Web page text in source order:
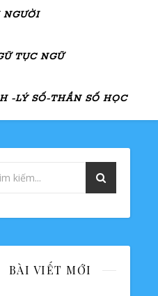
TỤC NGỮ
-LÝ SỐ-THẦN SỐ HỌC
BÀI VIẾT MỚI